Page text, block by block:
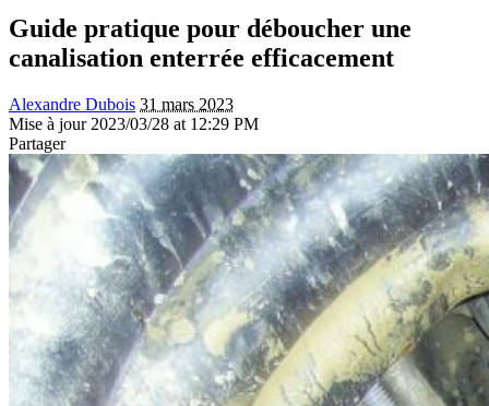
Guide pratique pour déboucher une
canalisation enterrée efficacement
Alexandre Dubois 31 mars 2023
Mise à jour 2023/03/28 at 12:29 PM
Partager